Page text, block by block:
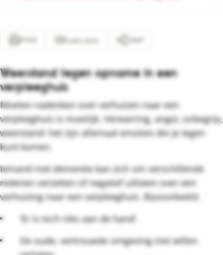
Print Lees voor Deel
Weerstand tegen opname in een
verpleeghuis
Moeten nadenken over verhuizen naar een
verpleeghuis is moeilijk. Verwarring, angst, onbegrip,
weerstand: het zijn allemaal emoties die je tegen
kunt komen.
Iemand met dementie kan zich om verschillende
redenen verzetten of negatief uitlaten over een
verhuizing naar een verpleeghuis. Bijvoorbeeld:
‘Er is toch niks aan de hand’.
De oude, vertrouwde omgeving niet willen